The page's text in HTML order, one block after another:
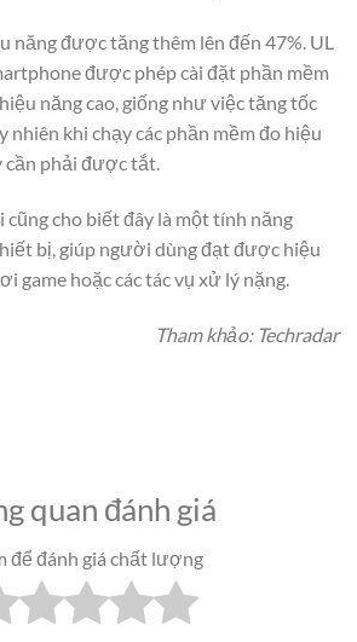
năng được tăng thêm lên đến 47%. UL
được phép cài đặt phần mềm
năng cao, giống như việc tăng tốc
nhiên khi chạy các phần mềm đo hiệu
cần phải được tắt.
cho biết đây là một tính năng
bị, giúp người dùng đạt được hiệu
game hoặc các tác vụ xử lý nặng.
Tham khảo: Techradar
quan đánh giá
để đánh giá chất lượng